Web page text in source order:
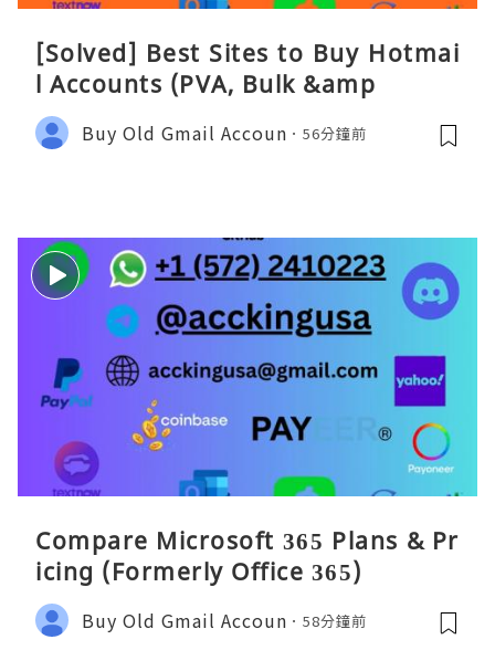
[Solved] Best Sites to Buy Hotmai
l Accounts (PVA, Bulk &amp
Buy Old Gmail Accoun 56分鐘前
Compare Microsoft 365 Plans & Pr
icing (Formerly Office 365)
Buy Old Gmail Accoun 58分鐘前